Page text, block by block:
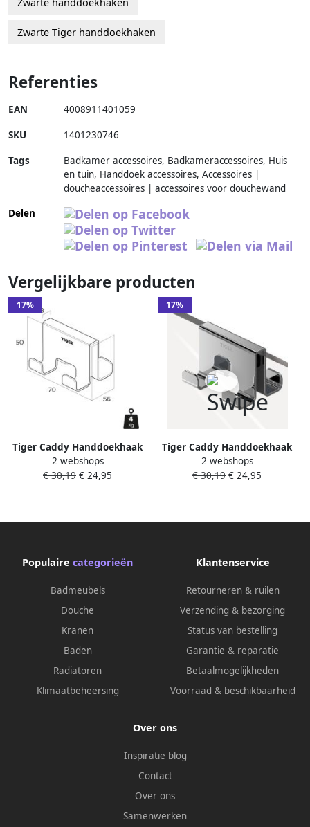
Zwarte Tiger handdoekhaken
Referenties
EAN 4008911401059
SKU 1401230746
Tags
Badkamer accessoires, Badkameraccessoires, Huis
en tuin, Handdoek accessoires, Accessoires |
doucheaccessoires | accessoires voor douchewand
Delen
Vergelijkbare producten
17%
Tiger Caddy Handdoekhaak
voor douchecabine 68 mm
dubbel Zwart 800294
2 webshops
€ 30,19 € 24,95
17%
Tiger Caddy Handdoekhaak
voor douchecabine 68 mm
dubbel Chroom 800293
2 webshops
€ 30,19 € 24,95
Populaire categorieën
Badmeubels
Douche
Kranen
Baden
Radiatoren
Klimaatbeheersing
Klantenservice
Retourneren & ruilen
Verzending & bezorging
Status van bestelling
Garantie & reparatie
Betaalmogelijkheden
Voorraad & beschikbaarheid
Over ons
Inspiratie blog
Contact
Over ons
Samenwerken